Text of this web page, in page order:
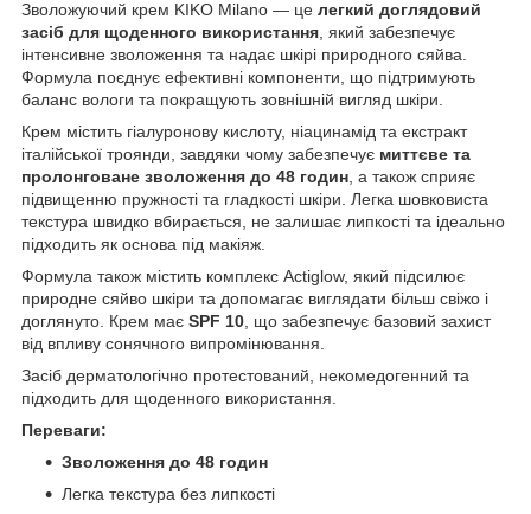
Зволожуючий крем KIKO Milano — це легкий доглядовий
засіб для щоденного використання , який забезпечує
інтенсивне зволоження та надає шкірі природного сяйва.
Формула поєднує ефективні компоненти, що підтримують
баланс вологи та покращують зовнішній вигляд шкіри.
Крем містить гіалуронову кислоту, ніацинамід та екстракт
італійської троянди, завдяки чому забезпечує миттєве та
пролонговане зволоження до 48 годин , а також сприяє
підвищенню пружності та гладкості шкіри. Легка шовковиста
текстура швидко вбирається, не залишає липкості та ідеально
підходить як основа під макіяж.
Формула також містить комплекс Actiglow, який підсилює
природне сяйво шкіри та допомагає виглядати більш свіжо і
доглянуто. Крем має SPF 10 , що забезпечує базовий захист
від впливу сонячного випромінювання.
Засіб дерматологічно протестований, некомедогенний та
підходить для щоденного використання.
Переваги:
Зволоження до 48 годин
Легка текстура без липкості